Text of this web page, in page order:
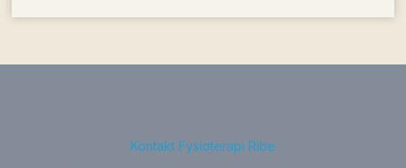
Kontakt Fysioterapi Ribe